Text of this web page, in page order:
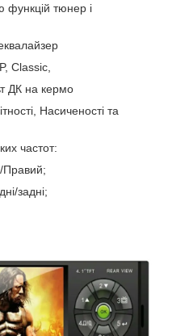
функцій тюнер і
Classic,
ДК на кермо
Насиченості та
частот:
Правий;
задні;